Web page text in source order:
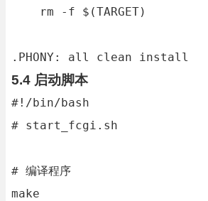
    rm -f $(TARGET)
.PHONY: all clean install
5.4 启动脚本
#!/bin/bash
# start_fcgi.sh
# 编译程序
make